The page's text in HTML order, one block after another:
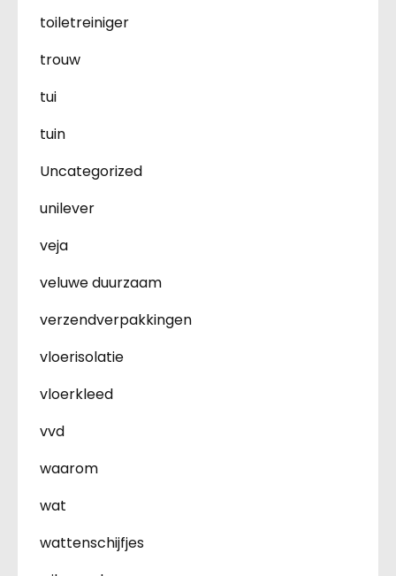
toiletreiniger
trouw
tui
tuin
Uncategorized
unilever
veja
veluwe duurzaam
verzendverpakkingen
vloerisolatie
vloerkleed
vvd
waarom
wat
wattenschijfjes